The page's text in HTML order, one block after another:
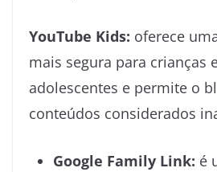
YouTube Kids: oferece
mais segura para crianças
adolescentes e permite o
conteúdos considerados
Google Family Link: é